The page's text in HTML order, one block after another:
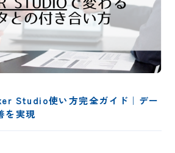
Studio使い方完全ガイド｜デー
を実現